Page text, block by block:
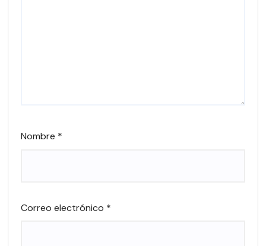
Nombre *
Correo electrónico *